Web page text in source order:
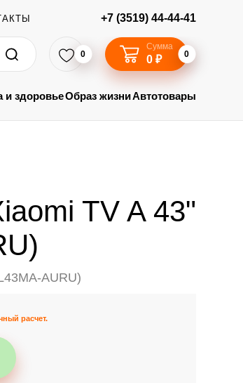
+7 (3519) 44-44-41
0
Сумма
0 ₽ 0
и здоровьеОбраз жизниАвтотовары
TV A 43"
AURU)
расчет.